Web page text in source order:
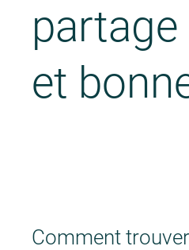
et
Comment